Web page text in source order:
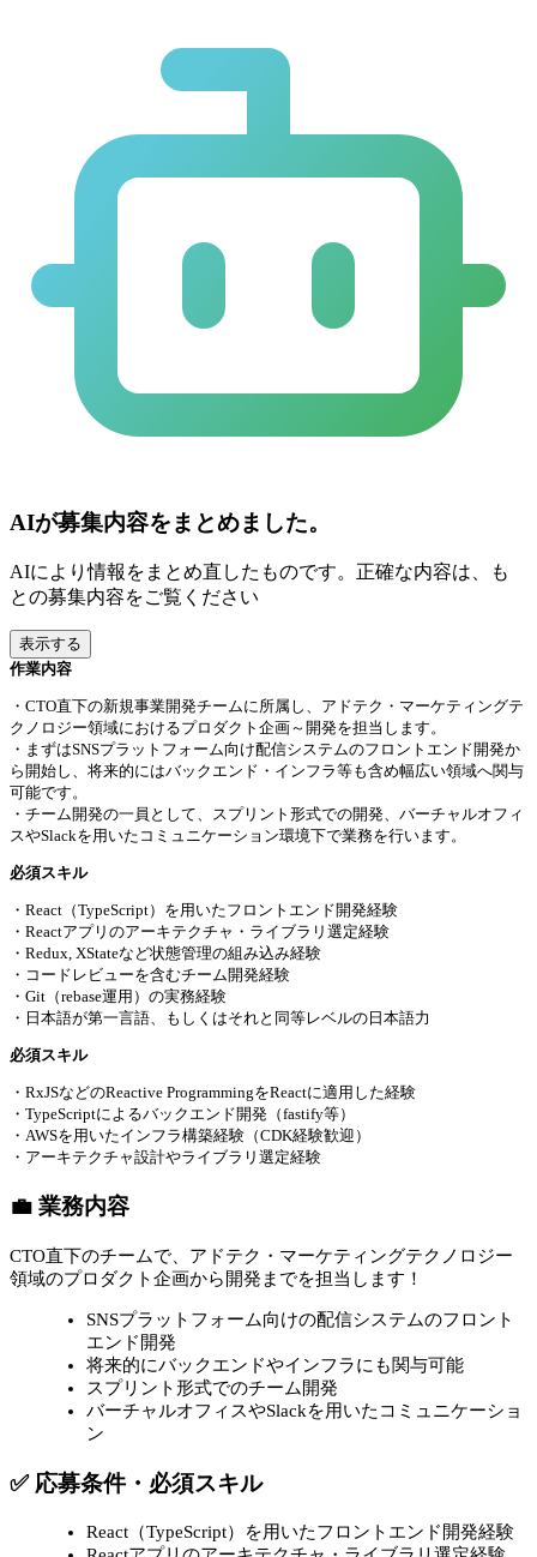
AIが募集内容をまとめました。
AIにより情報をまとめ直したものです。正確な内容は、も
との募集内容をご覧ください
表示する
作業内容
・CTO直下の新規事業開発チームに所属し、アドテク・マーケティングテ
クノロジー領域におけるプロダクト企画～開発を担当します。
・まずはSNSプラットフォーム向け配信システムのフロントエンド開発か
ら開始し、将来的にはバックエンド・インフラ等も含め幅広い領域へ関与
可能です。
・チーム開発の一員として、スプリント形式での開発、バーチャルオフィ
スやSlackを用いたコミュニケーション環境下で業務を行います。
必須スキル
・React（TypeScript）を用いたフロントエンド開発経験
・Reactアプリのアーキテクチャ・ライブラリ選定経験
・Redux, XStateなど状態管理の組み込み経験
・コードレビューを含むチーム開発経験
・Git（rebase運用）の実務経験
・日本語が第一言語、もしくはそれと同等レベルの日本語力
必須スキル
・RxJSなどのReactive ProgrammingをReactに適用した経験
・TypeScriptによるバックエンド開発（fastify等）
・AWSを用いたインフラ構築経験（CDK経験歓迎）
・アーキテクチャ設計やライブラリ選定経験
💼 業務内容
CTO直下のチームで、アドテク・マーケティングテクノロジー
領域のプロダクト企画から開発までを担当します！
SNSプラットフォーム向けの配信システムのフロント
エンド開発
将来的にバックエンドやインフラにも関与可能
スプリント形式でのチーム開発
バーチャルオフィスやSlackを用いたコミュニケーショ
ン
✅ 応募条件・必須スキル
React（TypeScript）を用いたフロントエンド開発経験